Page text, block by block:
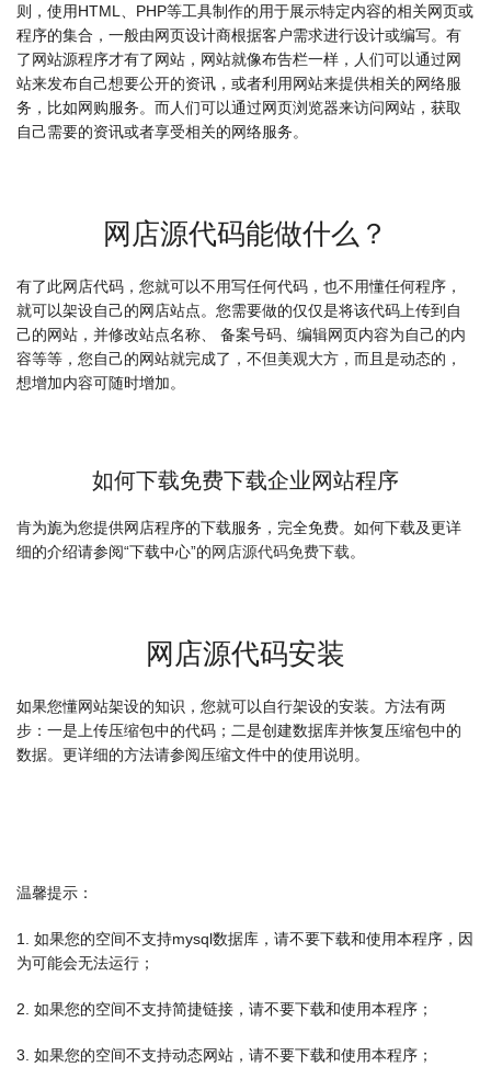
则，使用HTML、PHP等工具制作的用于展示特定内容的相关网页或
程序的集合，一般由网页设计商根据客户需求进行设计或编写。有
了网站源程序才有了网站，网站就像布告栏一样，人们可以通过网
站来发布自己想要公开的资讯，或者利用网站来提供相关的网络服
务，比如网购服务。而人们可以通过网页浏览器来访问网站，获取
自己需要的资讯或者享受相关的网络服务。
网店源代码能做什么？
有了此网店代码，您就可以不用写任何代码，也不用懂任何程序，
就可以架设自己的网店站点。您需要做的仅仅是将该代码上传到自
己的网站，并修改站点名称、 备案号码、编辑网页内容为自己的内
容等等，您自己的网站就完成了，不但美观大方，而且是动态的，
想增加内容可随时增加。
如何下载免费下载企业网站程序
肯为旎为您提供网店程序的下载服务，完全免费。如何下载及更详
细的介绍请参阅“下载中心”的网店源代码免费下载。
网店源代码安装
如果您懂网站架设的知识，您就可以自行架设的安装。方法有两
步：一是上传压缩包中的代码；二是创建数据库并恢复压缩包中的
数据。更详细的方法请参阅压缩文件中的使用说明。
温馨提示：
1. 如果您的空间不支持mysql数据库，请不要下载和使用本程序，因
为可能会无法运行；
2. 如果您的空间不支持简捷链接，请不要下载和使用本程序；
3. 如果您的空间不支持动态网站，请不要下载和使用本程序；